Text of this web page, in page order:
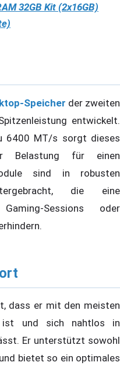
32GB Kit (2x16GB)
Speicher der zweiten
entwickelt.
6400 MT/s sorgt dieses
Belastung für einen
sind in robusten
die eine
Sessions oder
dass er mit den meisten
ist und sich nahtlos in
Er unterstützt sowohl
bietet so ein optimales